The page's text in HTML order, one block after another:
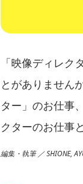
「映像ディレ
とがありません
ター」のお仕事
クターのお仕事
編集・執筆 ／ SHIONE,